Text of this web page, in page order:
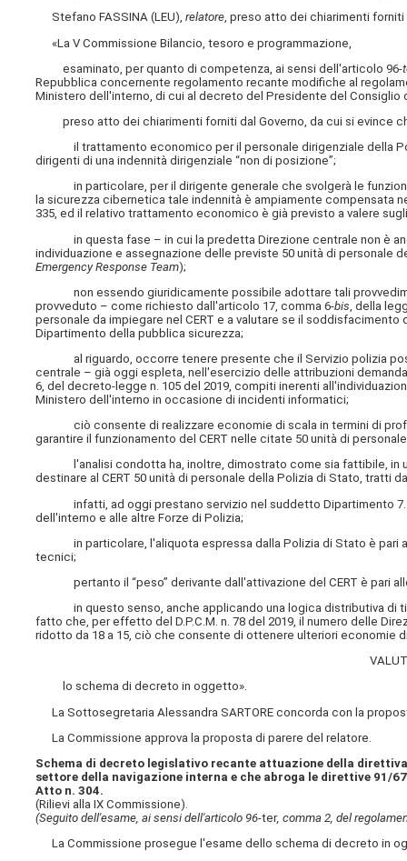
Stefano FASSINA (LEU),relatore, preso atto dei chiarimenti
«La V Commissione Bilancio, tesoro e programmazione,
esaminato, per quanto di competenza, ai sensi dell'articolo 96-
Repubblica concernente regolamento recante modifiche al
Ministero dell'interno, di cui al decreto del Presidente del Consiglio
preso atto dei chiarimenti forniti dal Governo, da cui si evince
il trattamento economico per il personale dirigenziale della
dirigenti di una indennità dirigenziale “non di posizione”;
in particolare, per il dirigente generale che svolgerà le funzioni
la sicurezza cibernetica tale indennità è ampiamente compensata
335, ed il relativo trattamento economico è già previsto a valere
in questa fase – in cui la predetta Direzione centrale non è
individuazione e assegnazione delle previste 50 unità di personale
Emergency Response Team);
non essendo giuridicamente possibile adottare tali
provveduto – come richiesto dall'articolo 17, comma 6-bis , della
personale da impiegare nel CERT e a valutare se il
Dipartimento della pubblica sicurezza;
al riguardo, occorre tenere presente che il Servizio polizia
centrale – già oggiespleta, nell'esercizio delle attribuzioni
6, del decreto-legge n. 105 del 2019, compiti inerenti
Ministero dell'interno in occasione di incidenti informatici;
ciò consente di realizzare economie di scala in termini di
garantire il funzionamento del CERT nelle citate 50 unità di
l'analisi condotta ha, inoltre, dimostrato come sia fattibile, in
destinare al CERT 50 unità di personale della Polizia di Stato,
infatti, ad oggi prestano servizio nel suddetto Dipartimento
dell'interno e alle altre Forze di Polizia;
in particolare, l'aliquota espressa dalla Polizia di Stato è pari a
tecnici;
pertanto il “peso” derivante dall'attivazione del CERT è pari
in questo senso, anche applicando una logica distributiva di
fatto che, per effetto del D.P.C.M. n. 78 del 2019, il numero delle
ridotto da 18 a 15, ciò che consente di ottenere ulteriori economie
lo schema di decreto in oggetto».
La Sottosegretaria Alessandra SARTORE concorda con la
La Commissione approva la proposta di parere del relatore.
Schema di decreto legislativo recante attuazione della
settore della navigazione interna e che abroga le direttive 91/
Atto n. 304.
(Rilievi alla IX Commissione).
(Seguito dell'esame, ai sensi dell'articolo 96-ter, comma 2, del
La Commissione prosegue l'esame dello schema di decreto in